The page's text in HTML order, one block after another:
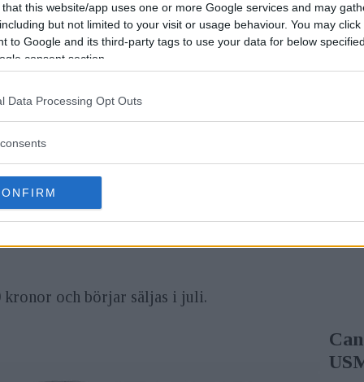
that this website/app uses one or more Google services and may
but not limited to your visit or usage behaviour. You may
to Google and its third-party tags to use your data for below
consent section.
Data Processing Opt Outs
ska fungera i fem steg, gentemot föregångaren
100-400 f/4,5-5,6 IS II USM. Mätningarna är
en kombination av en ringformad
firmware. Det ska ge en högre hastighet
vilket är 20 centimeter kortare än
mer än föregångaren.
kronor och börjar säljas i juli.